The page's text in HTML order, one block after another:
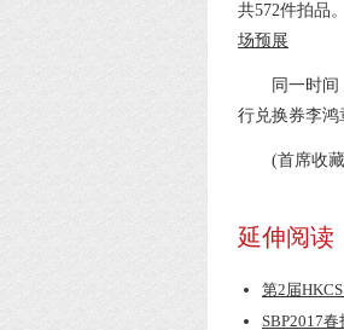
共572件拍品
场预展
同一时
行兑换券李鸿
(首席收
延伸阅读
第2届
SBP2017